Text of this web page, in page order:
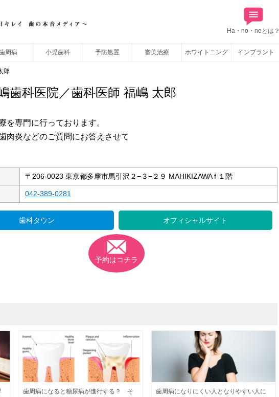
Ha・no・neとは？
周病 小児歯科 予防処置 審美治療 ホワイトニング インプラント
郎
歯科医院／歯科医師 福嶋 太郎
を専門に行っております。
肉炎などのご質問にお答えさせて
〒206-0023 東京都多摩市馬引沢２−３−２９ MAHIKIZAWA f １階
042-389-0281
歯科タウン オフィシャルサイト
予約はコチラ
歯周病になると糖尿病が進行する？ そ
歯周病になりにくい人となりやすい人に